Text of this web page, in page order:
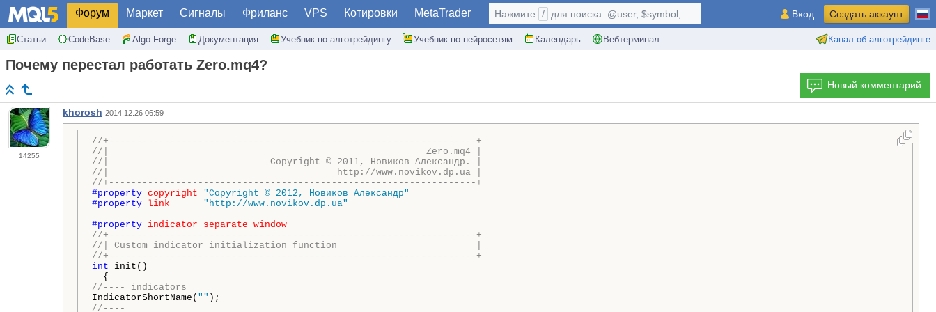
Форум Маркет Сигналы Фриланс VPS Котировки MetaTrader
Статьи CodeBase Algo Forge Документация Учебник по алготрейдингу Учебник по нейросетям Календарь Вебтерминал Канал об алготрейдинге
Нажмите / для поиска: @user, $symbol, ... Вход Создать аккаунт
Почему перестал работать Zero.mq4?
Новый комментарий
14255
khorosh 2014.12.26 06:59
//+------------------------------------------------------------------+
//|                                                         Zero.mq4 |
//|                             Copyright © 2011, Новиков Александр. |
//|                                         http://www.novikov.dp.ua |
//+------------------------------------------------------------------+
#property copyright
"Copyright © 2012, Новиков Александр"
#property link
"http://www.novikov.dp.ua"
#property indicator_separate_window
//+------------------------------------------------------------------+
//| Custom indicator initialization function                         |
//+------------------------------------------------------------------+
int init()
//---- indicators
IndicatorShortName( ""
//----